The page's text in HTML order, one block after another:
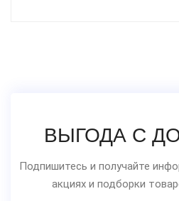
ВЫГОДА С
Подпишитесь и получайте
акциях и подборки